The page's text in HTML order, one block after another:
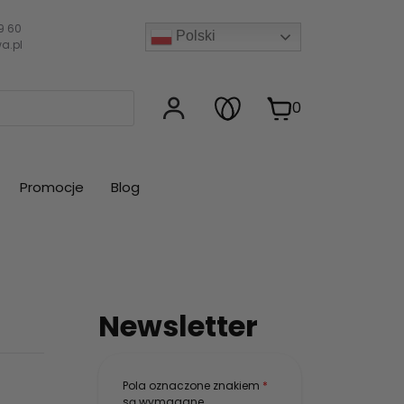
60
Polski
0
Promocje Blog
Newsletter
Pola oznaczone znakiem *